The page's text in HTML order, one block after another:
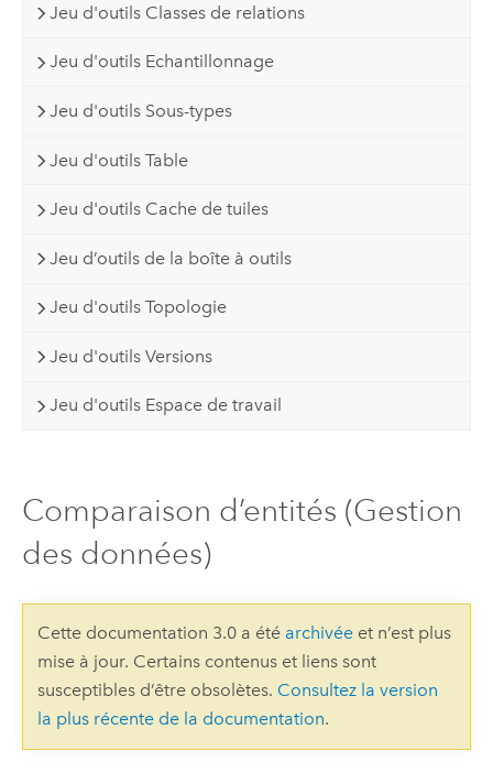
Jeu d'outils Classes de relations
Jeu d'outils Echantillonnage
Jeu d'outils Sous-types
Jeu d'outils Table
Jeu d'outils Cache de tuiles
Jeu d’outils de la boîte à outils
Jeu d'outils Topologie
Jeu d'outils Versions
Jeu d'outils Espace de travail
Comparaison d’entités (Gestion
des données)
Cette documentation 3.0 a été archivéeet n’est plus
mise à jour. Certains contenus et liens sont
susceptibles d’être obsolètes. Consultez la version
la plus récente de la documentation.